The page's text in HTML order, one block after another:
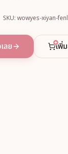
SKU: wowyes-xiyan-
ลย เพิ่